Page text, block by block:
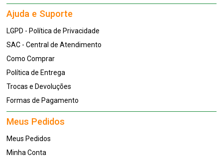
Ajuda e Suporte
LGPD - Política de Privacidade
SAC - Central de Atendimento
Como Comprar
Política de Entrega
Trocas e Devoluções
Formas de Pagamento
Meus Pedidos
Meus Pedidos
Minha Conta